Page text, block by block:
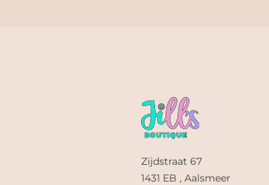
Zijdstraat 67
1431 EB , Aalsmeer